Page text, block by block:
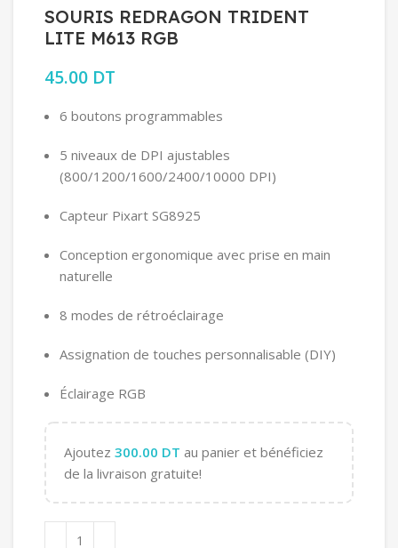
SOURIS REDRAGON TRIDENT
LITE M613 RGB
45.00 DT
6 boutons programmables
5 niveaux de DPI ajustables
(800/1200/1600/2400/10000 DPI)
Capteur Pixart SG8925
Conception ergonomique avec prise en main
naturelle
8 modes de rétroéclairage
Assignation de touches personnalisable (DIY)
Éclairage RGB
Ajoutez 300.00 DT au panier et bénéficiez
de la livraison gratuite!